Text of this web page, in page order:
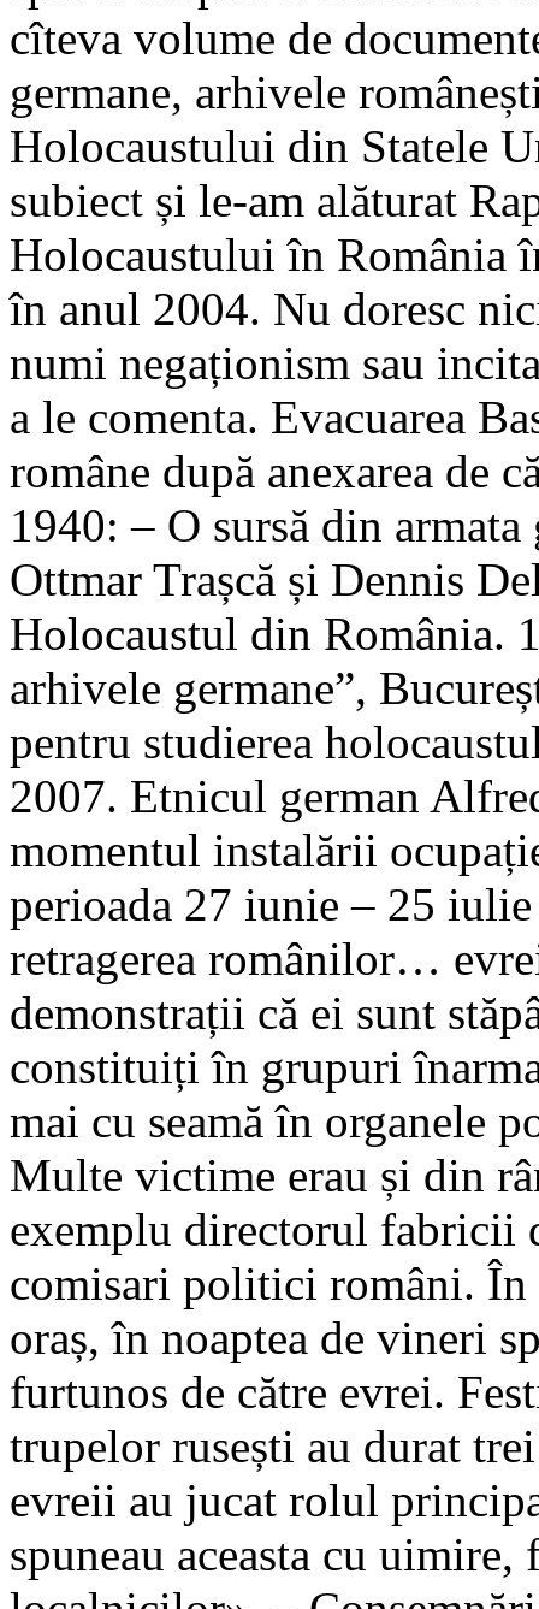
cîteva volume de
germane, arhivele
Holocaustului din Statele
subiect și le-am alăturat
Holocaustului în România
în anul 2004. Nu doresc
numi negaționism sau
a le comenta. Evacuarea
române după anexarea de
1940: – O sursă din
Ottmar Trașcă și Dennis
Holocaustul din România.
arhivele germane”,
pentru studierea
2007. Etnicul german
momentul instalării
perioada 27 iunie – 25
retragerea românilor…
demonstrații că ei sunt
constituiți în grupuri
mai cu seamă în organele
Multe victime erau și din
exemplu directorul fabricii
comisari politici români.
oraș, în noaptea de vineri
furtunos de către evrei.
trupelor rusești au durat
evreii au jucat rolul
spuneau aceasta cu uimire,